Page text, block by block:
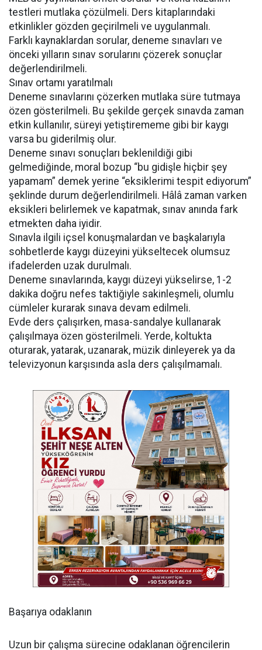
testleri mutlaka çözülmeli. Ders kitaplarındaki
etkinlikler gözden geçirilmeli ve uygulanmalı.
Farklı kaynaklardan sorular, deneme sınavları ve
önceki yılların sınav sorularını çözerek sonuçlar
değerlendirilmeli.
Sınav ortamı yaratılmalı
Deneme sınavlarını çözerken mutlaka süre tutmaya
özen gösterilmeli. Bu şekilde gerçek sınavda zaman
etkin kullanılır, süreyi yetiştirememe gibi bir kaygı
varsa bu giderilmiş olur.
Deneme sınavı sonuçları beklenildiği gibi
gelmediğinde, moral bozup “bu gidişle hiçbir şey
yapamam” demek yerine “eksiklerimi tespit ediyorum”
şeklinde durum değerlendirilmeli. Hâlâ zaman varken
eksikleri belirlemek ve kapatmak, sınav anında fark
etmekten daha iyidir.
Sınavla ilgili içsel konuşmalardan ve başkalarıyla
sohbetlerde kaygı düzeyini yükseltecek olumsuz
ifadelerden uzak durulmalı.
Deneme sınavlarında, kaygı düzeyi yükselirse, 1-2
dakika doğru nefes taktiğiyle sakinleşmeli, olumlu
cümleler kurarak sınava devam edilmeli.
Evde ders çalışırken, masa-sandalye kullanarak
çalışılmaya özen gösterilmeli. Yerde, koltukta
oturarak, yatarak, uzanarak, müzik dinleyerek ya da
televizyonun karşısında asla ders çalışılmamalı.
Başarıya odaklanın
Uzun bir çalışma sürecine odaklanan öğrencilerin